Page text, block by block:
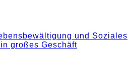
und Soziales
großes Geschäft